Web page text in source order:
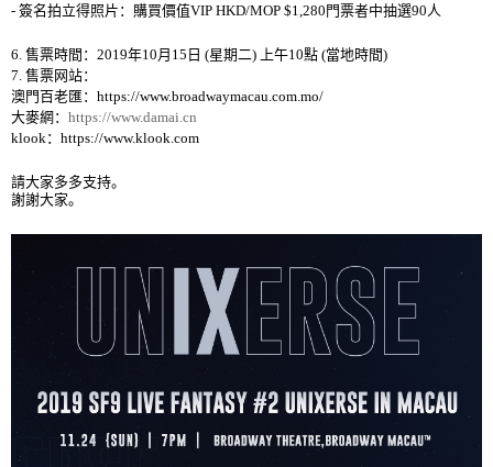
- 簽名拍立得照片：購買價值VIP HKD/MOP $1,280 門票者中抽選90人
6. 售票時間 ： 2019年10月 15 日 (星期二) 上午10點 (當地時間)
7. 售票网站：
澳門百老匯： https://www.broadwaymacau.com.mo/
大麥網： https://www.damai.cn
klook： https://www.klook.com
請大家多多支持。
謝謝大家。